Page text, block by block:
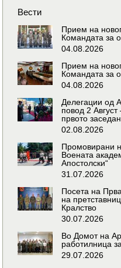
Вести
Прием на
Командата за
04.08.2026
Прием на
Командата за
04.08.2026
Делегации од
повод 2
првото
02.08.2026
Промовирани
Воената
Апостолски“
31.07.2026
Посета на
на
Кралство
30.07.2026
Во Домот на
работилница
29.07.2026